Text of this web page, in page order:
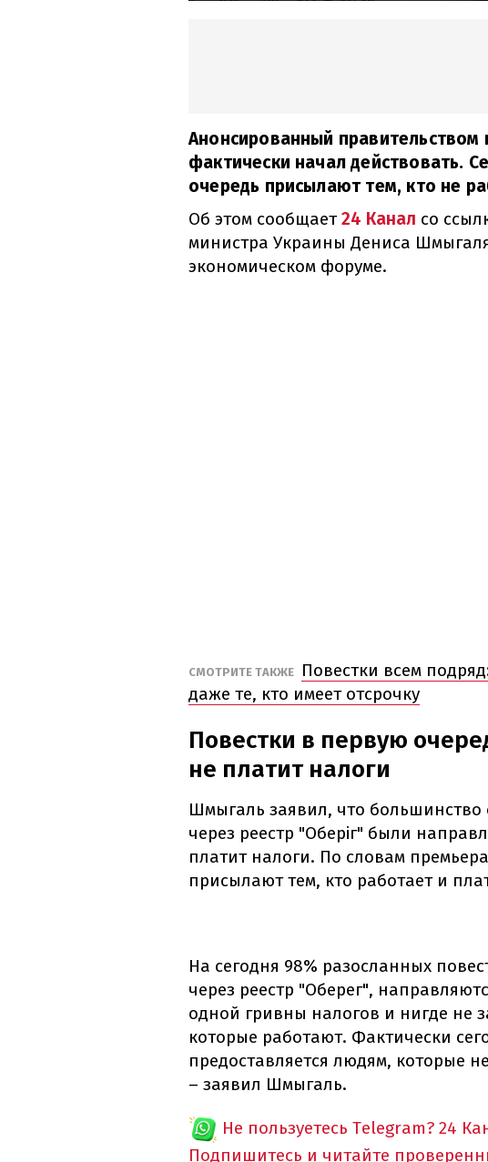
Анонсированный
фактически начал действовать.
очередь присылают тем, кто не
Об этом сообщает24 Канал со
министра Украины Дениса
экономическом форуме.
СМОТРИТЕ ТАКЖЕ
Повестки всем
даже те, кто имеет отсрочку
Повестки в первую
не платит налоги
Шмыгаль заявил, что
через реестр "Оберіг" были
платит налоги. По словам
присылают тем, кто работает и
На сегодня 98% разосланных
через реестр "Оберег",
одной гривны налогов и нигде не
которые работают. Фактически
предоставляется людям, которые
– заявил Шмыгаль.
Не пользуетесь Telegram? 24
Подпишитесь и читайте